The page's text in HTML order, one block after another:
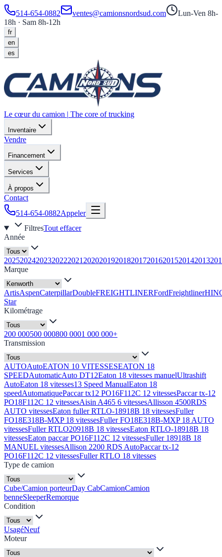
514-654-0882 ventes@camionsnordsud.com
Lun-Ven 8h-
18h · Sam 8h-12h
fr
en
es
Le cœur du camion | The core of trucking
Inventaire
Vendre
Financement
Services
À propos
Contact
514-654-0882Appeler
FiltresTout effacer
Année
20252024202320222021 20202019201820172016201520142013
Marque
ArtisAspenCaterpillarDoubleFREIGHTLINERFordFreightliner
Star
Kilométrage
200 000500 000800 0001 000 000+
Transmission
AUTOAutoEATON 10 VITESSESEATON 18
SPEEDAutomaticAuto DT12Eaton 18 vitesses manuelUltrashift
AutoEaton 18 vitesses13 Speed ManualEaton 18
speedAutomatiquePaccar tx12 PO16F112C 12 vitessesPaccar tx-12
PO18F112C 12 vitessesAisin A465 6 vitessesAllisson 4500RDS
AUTO vitessesEaton fuller RTLO-18918B 18 vitessesFuller
FO18E318B-MXP 18 vitessesFuller FO18E318B-MXP 18 AUTO
vitessesFuller RTLO20918B 18 vitessesEaton RTLO-18918B 18
vitessesEaton paccar PO16F112C 12 vitessesFuller 18918B 18
MANUEL vitessesAllison 2200 RDS AutoPaccar tx-12
PO16F112C 12 vitessesFuller RTLO 18 vitesses
Type de camion
Cube/Camion porteurDay CabCamionCamion
benneSleeperRemorque
Condition
UsagéNeuf
Moteur